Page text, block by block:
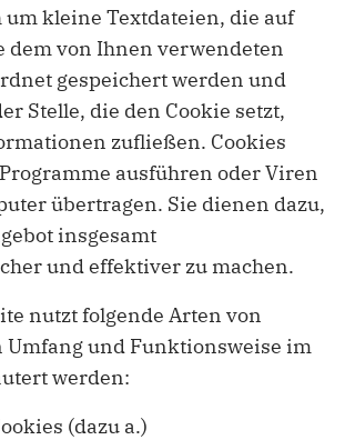
um kleine Textdateien, die auf
dem von Ihnen verwendeten
gespeichert werden und
Stelle, die den Cookie setzt,
zufließen. Cookies
ausführen oder Viren
übertragen. Sie dienen dazu,
insgesamt
und effektiver zu machen.
nutzt folgende Arten von
Umfang und Funktionsweise im
werden:
(dazu a.)